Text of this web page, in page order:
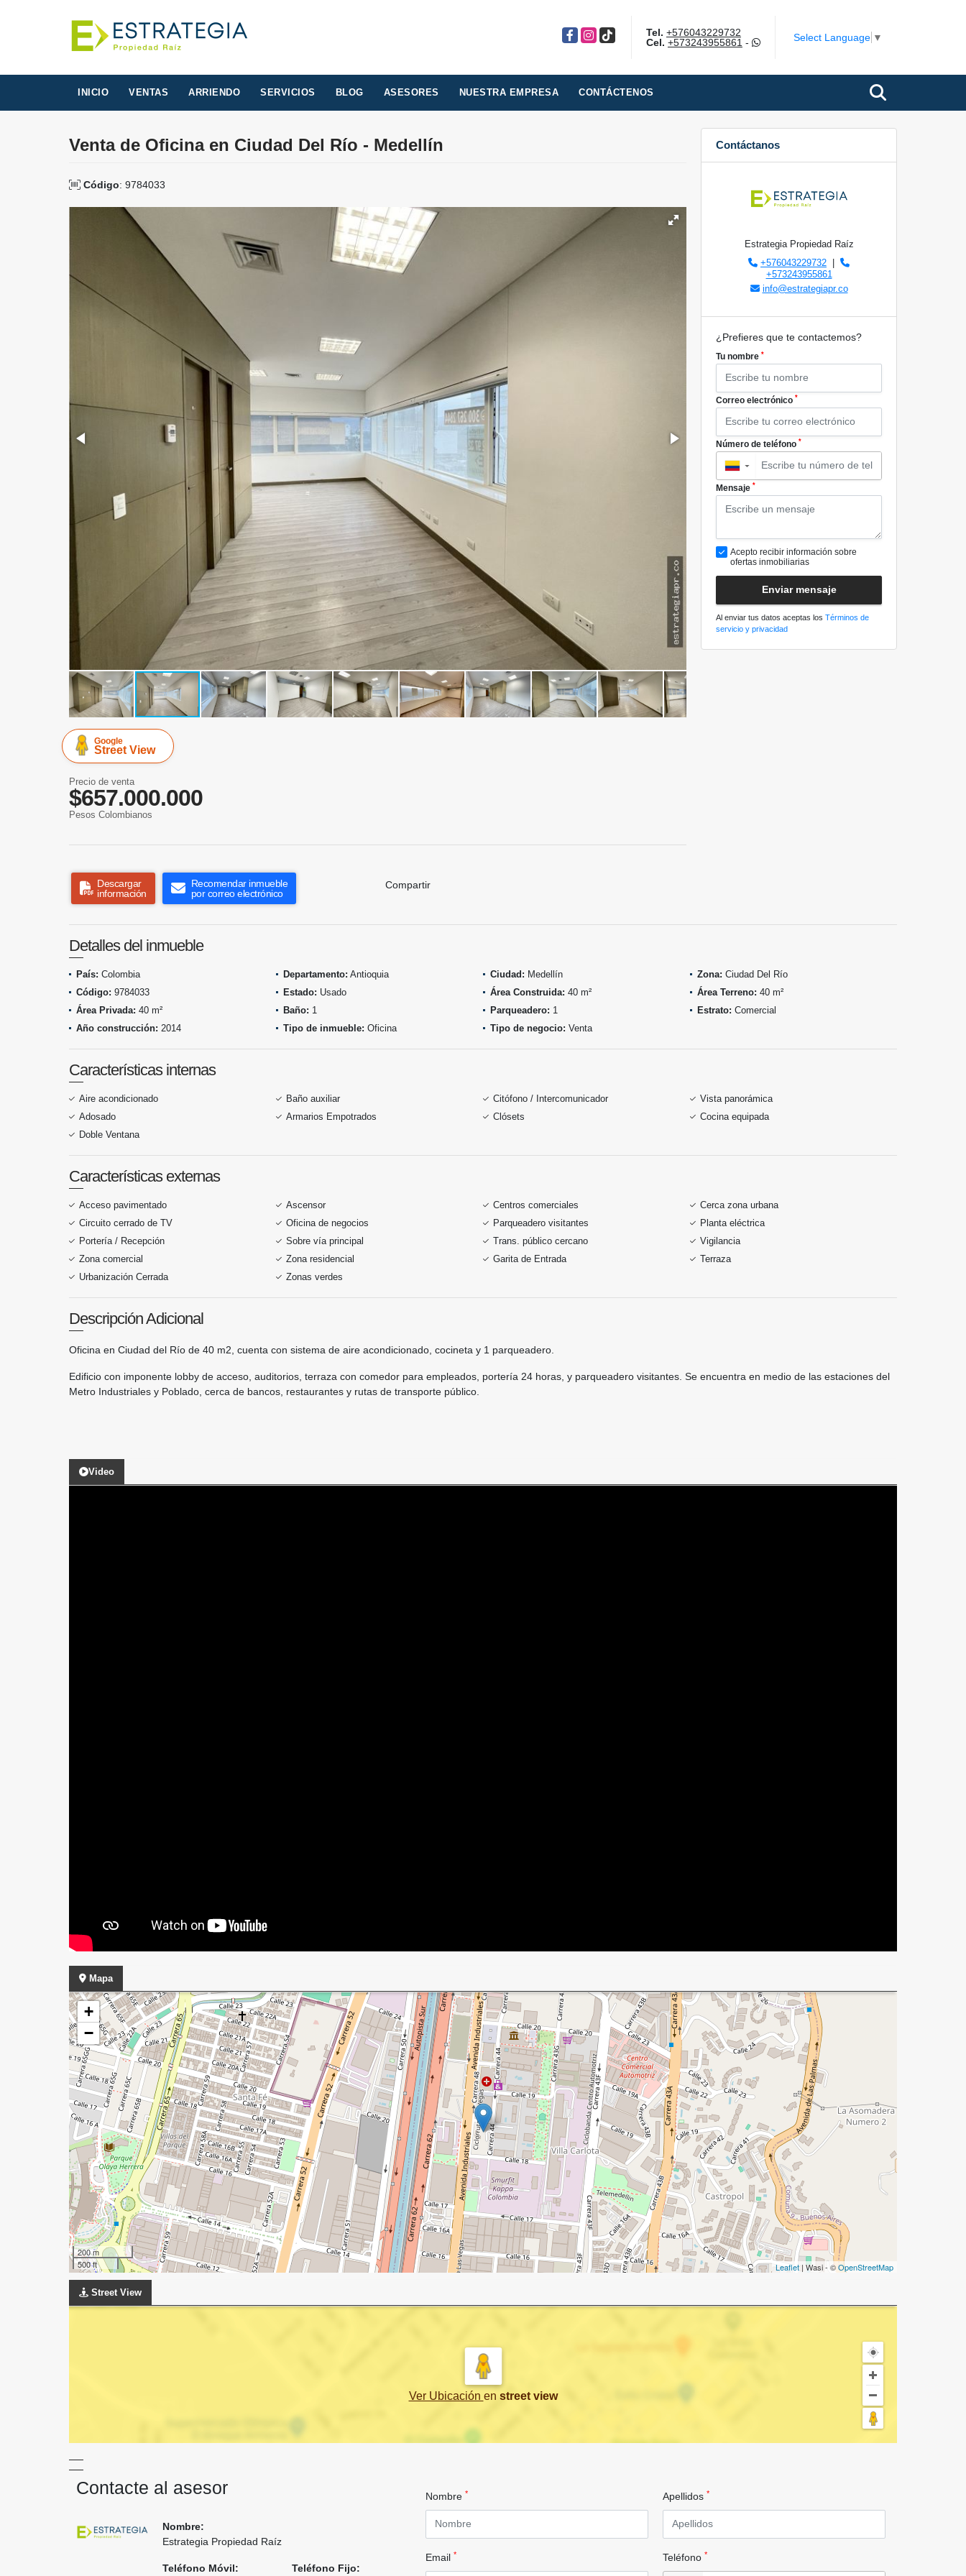
Facebook
Instagram
TikTok Tel. +576043229732
Cel. +573243955861 - Select Language ▼
INICIO VENTAS ARRIENDO SERVICIOS BLOG ASESORES NUESTRA EMPRESA CONTÁCTENOS
Venta de Oficina en Ciudad Del Río - Medellín
Código: 9784033
Google
Street View
Precio de venta
$657.000.000
Pesos Colombianos
Descargar
información
Recomendar inmueble
por correo electrónico
Compartir
Contáctanos
Estrategia Propiedad Raíz
+576043229732
+573243955861
info@estrategiapr.co
¿Prefieres que te contactemos?
Tu nombre *
Correo electrónico *
Número de teléfono *
▼
Mensaje *
Acepto recibir información sobre
ofertas inmobiliarias
Enviar mensaje
Al enviar tus datos aceptas los Términos de
servicio y privacidad
Detalles del inmueble
País: Colombia Departamento: Antioquia Ciudad: Medellín Zona: Ciudad Del Río
Código: 9784033 Estado: Usado Área Construida: 40 m² Área Terreno: 40 m²
Área Privada: 40 m² Baño: 1 Parqueadero: 1 Estrato: Comercial
Año construcción: 2014 Tipo de inmueble: Oficina Tipo de negocio: Venta
Características internas
Aire acondicionado Baño auxiliar Citófono / Intercomunicador
Vista panorámica
Adosado
Armarios Empotrados Clósets
Cocina equipada
Doble Ventana
Características externas
Acceso pavimentado Ascensor Centros comerciales
Cerca zona urbana
Circuito cerrado de TV
Oficina de negocios Parqueadero visitantes
Planta eléctrica
Portería / Recepción
Sobre vía principal Trans. público cercano
Vigilancia
Zona comercial
Zona residencial Garita de Entrada
Terraza
Urbanización Cerrada
Zonas verdes
Descripción Adicional
Oficina en Ciudad del Río de 40 m2, cuenta con sistema de aire acondicionado, cocineta y 1 parqueadero.
Edificio con imponente lobby de acceso, auditorios, terraza con comedor para empleados, portería 24 horas, y parqueadero visitantes. Se encuentra en medio de las estaciones del
Metro Industriales y Poblado, cerca de bancos, restaurantes y rutas de transporte público.
Video
Mapa
+
−
200 m
500 ft
Leaflet | Wasi - ©OpenStreetMap
Street View
Ver Ubicación en street view
Contacte al asesor
Nombre:
Estrategia Propiedad Raíz
Teléfono Móvil: Teléfono Fijo:
Nombre * Apellidos *
Email * Teléfono *